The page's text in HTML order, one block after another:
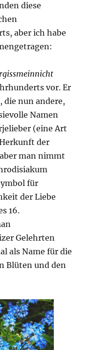
diese
aber ich habe
vor. Er
die nun andere,
Namen
(eine Art
der
man nimmt
für
der Liebe
16.
Gelehrten
als Name für die
Blüten und den